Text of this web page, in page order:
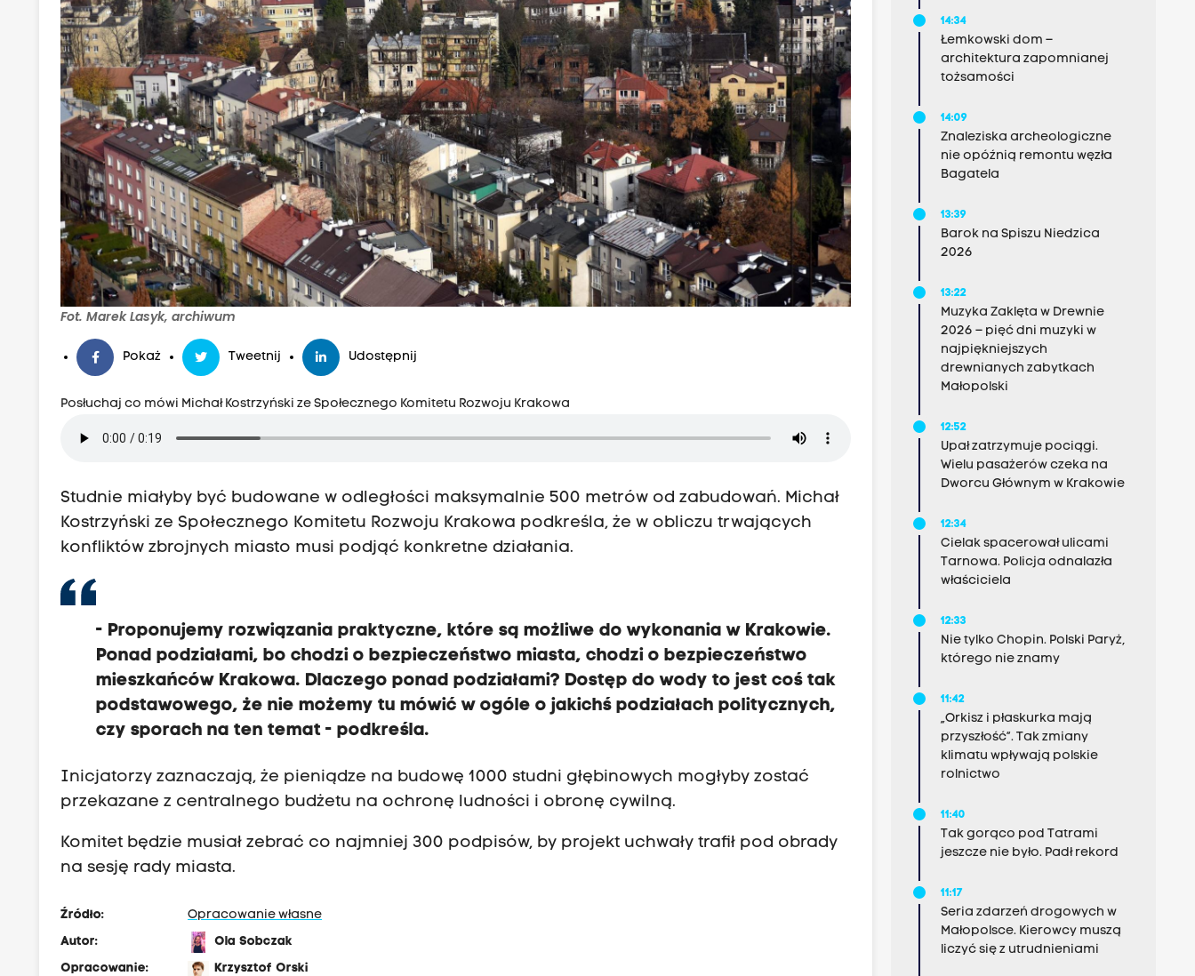
Fot. Marek Lasyk, archiwum
Pokaż Tweetnij Udostępnij
Posłuchaj co mówi Michał Kostrzyński ze Społecznego Komitetu Rozwoju Krakowa
Studnie miałyby być budowane w odległości maksymalnie 500 metrów od zabudowań. Michał
Kostrzyński ze Społecznego Komitetu Rozwoju Krakowa podkreśla, że w obliczu trwających
konfliktów zbrojnych miasto musi podjąć konkretne działania.
- Proponujemy rozwiązania praktyczne, które są możliwe do wykonania w Krakowie.
Ponad podziałami, bo chodzi o bezpieczeństwo miasta, chodzi o bezpieczeństwo
mieszkańców Krakowa. D laczego ponad podziałami? Dostęp do wody to jest coś tak
podstawowego, że nie możemy tu mówić w ogóle o jakichś podziałach politycznych,
czy sporach na ten temat - podkreśla.
Inicjatorzy zaznaczają, że pieniądze na budowę 1000 studni głębinowych mogłyby zostać
przekazane z centralnego budżetu na ochronę ludności i obronę cywilną.
Komitet będzie musiał zebrać co najmniej 300 podpisów, by projekt uchwały trafił pod obrady
na sesję rady miasta.
Źródło:
Opracowanie własne
Autor:
Ola Sobczak
Opracowanie:
Krzysztof Orski
14:34
Łemkowski dom –
architektura zapomnianej
tożsamości
14:09
Znaleziska archeologiczne
nie opóźnią remontu węzła
Bagatela
13:39
Barok na Spiszu Niedzica
2026
13:22
Muzyka Zaklęta w Drewnie
2026 – pięć dni muzyki w
najpiękniejszych
drewnianych zabytkach
Małopolski
12:52
Upał zatrzymuje pociągi.
Wielu pasażerów czeka na
Dworcu Głównym w Krakowie
12:34
Cielak spacerował ulicami
Tarnowa. Policja odnalazła
właściciela
12:33
Nie tylko Chopin. Polski Paryż,
którego nie znamy
11:42
„Orkisz i płaskurka mają
przyszłość”. Tak zmiany
klimatu wpływają polskie
rolnictwo
11:40
Tak gorąco pod Tatrami
jeszcze nie było. Padł rekord
11:17
Seria zdarzeń drogowych w
Małopolsce. Kierowcy muszą
liczyć się z utrudnieniami